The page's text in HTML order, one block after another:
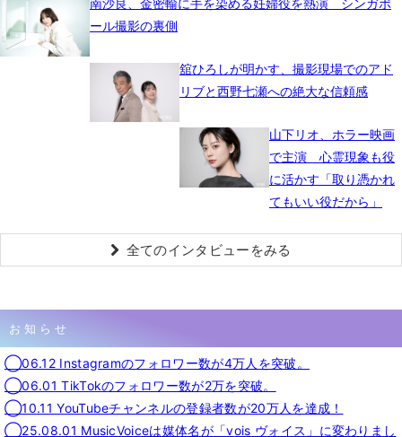
南沙良、金密輸に手を染める妊婦役を熱演 シンガポ
ール撮影の裏側
舘ひろしが明かす、撮影現場でのアド
リブと西野七瀬への絶大な信頼感
山下リオ、ホラー映画
で主演 心霊現象も役
に活かす「取り憑かれ
てもいい役だから」
全てのインタビューをみる
お知らせ
◯06.12 Instagramのフォロワー数が4万人を突破。
◯06.01 TikTokのフォロワー数が2万を突破。
◯10.11 YouTubeチャンネルの登録者数が20万人を達成！
◯25.08.01 MusicVoiceは媒体名が「vois ヴォイス」に変わりまし